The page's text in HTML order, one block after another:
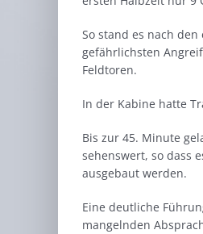
So stand es nach
gefährlichsten
Feldtoren.
In der Kabine hatte
Bis zur 45. Minute
sehenswert, so dass
ausgebaut werden.
Eine deutliche
mangelnden